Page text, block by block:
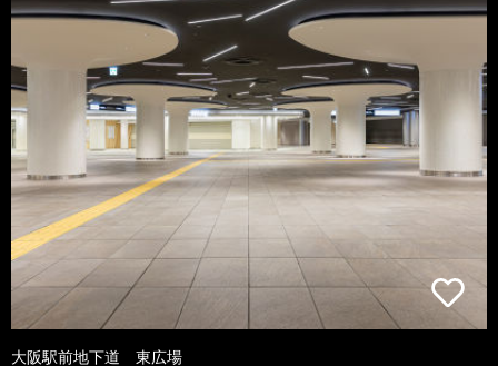
大阪駅前地下道 東広場